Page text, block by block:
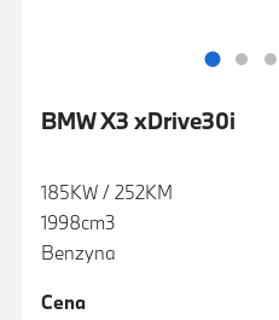
BMW X3 xDrive30i
185KW / 252KM
1998cm3
Benzyna
Cena